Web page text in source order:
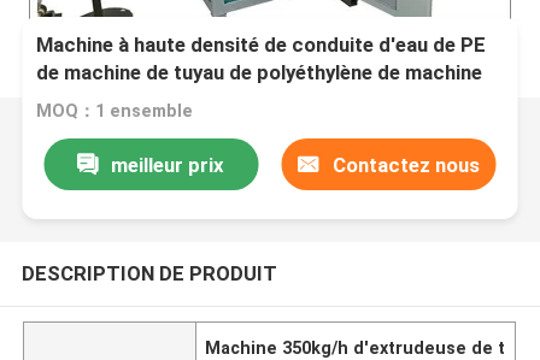
Machine à haute densité de conduite d'eau de PE
de machine de tuyau de polyéthylène de machine
d'extrudeuse de tuyau de PE
MOQ：1 ensemble
meilleur prix Contactez nous
DESCRIPTION DE PRODUIT
Machine 350kg/h d'extrudeuse de t